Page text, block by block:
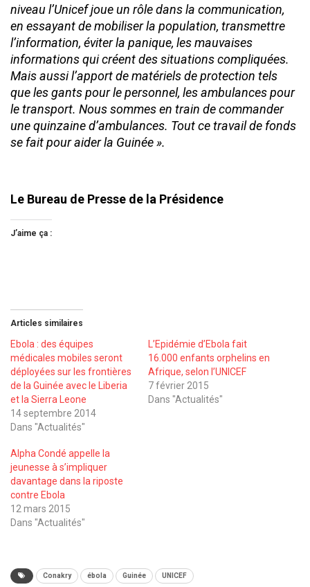
niveau l’Unicef joue un rôle dans la communication,
en essayant de mobiliser la population, transmettre
l’information, éviter la panique, les mauvaises
informations qui créent des situations compliquées.
Mais aussi l’apport de matériels de protection tels
que les gants pour le personnel, les ambulances pour
le transport. Nous sommes en train de commander
une quinzaine d’ambulances. Tout ce travail de fonds
se fait pour aider la Guinée ».
Le Bureau de Presse de la Présidence
J’aime ça :
Articles similaires
Ebola : des équipes
médicales mobiles seront
déployées sur les frontières
de la Guinée avec le Liberia
et la Sierra Leone
14 septembre 2014
Dans "Actualités"
L’Epidémie d’Ebola fait
16.000 enfants orphelins en
Afrique, selon l’UNICEF
7 février 2015
Dans "Actualités"
Alpha Condé appelle la
jeunesse à s’impliquer
davantage dans la riposte
contre Ebola
12 mars 2015
Dans "Actualités"
Conakry ébola Guinée UNICEF